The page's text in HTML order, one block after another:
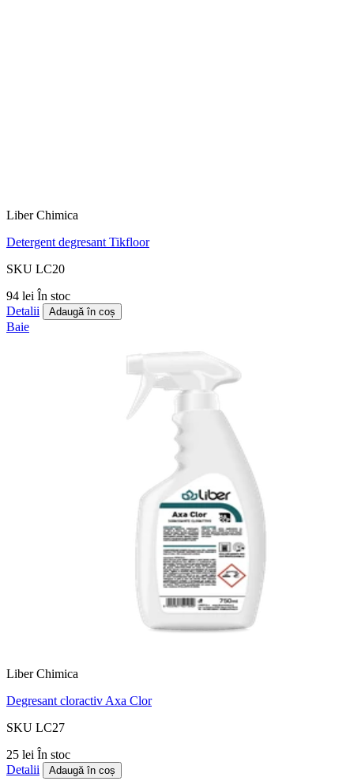
Liber Chimica
Detergent degresant Tikfloor
SKU LC20
94 lei În stoc
Detalii
Adaugă în coș
Baie
Liber Chimica
Degresant cloractiv Axa Clor
SKU LC27
25 lei În stoc
Detalii
Adaugă în coș